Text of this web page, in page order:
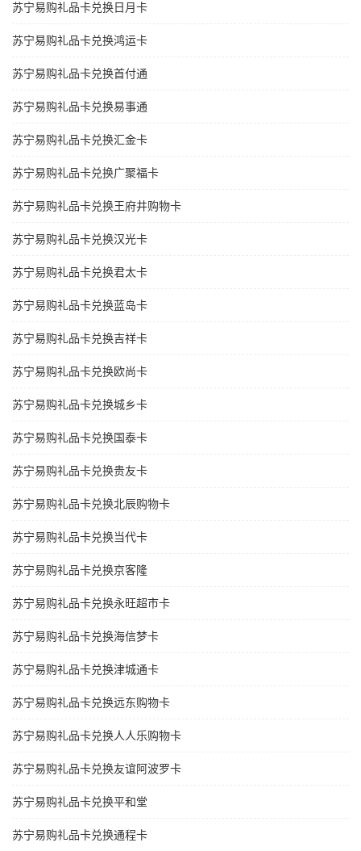
苏宁易购礼品卡兑换日月卡
苏宁易购礼品卡兑换鸿运卡
苏宁易购礼品卡兑换首付通
苏宁易购礼品卡兑换易事通
苏宁易购礼品卡兑换汇金卡
苏宁易购礼品卡兑换广聚福卡
苏宁易购礼品卡兑换王府井购物卡
苏宁易购礼品卡兑换汉光卡
苏宁易购礼品卡兑换君太卡
苏宁易购礼品卡兑换蓝岛卡
苏宁易购礼品卡兑换吉祥卡
苏宁易购礼品卡兑换欧尚卡
苏宁易购礼品卡兑换城乡卡
苏宁易购礼品卡兑换国泰卡
苏宁易购礼品卡兑换贵友卡
苏宁易购礼品卡兑换北辰购物卡
苏宁易购礼品卡兑换当代卡
苏宁易购礼品卡兑换京客隆
苏宁易购礼品卡兑换永旺超市卡
苏宁易购礼品卡兑换海信梦卡
苏宁易购礼品卡兑换津城通卡
苏宁易购礼品卡兑换远东购物卡
苏宁易购礼品卡兑换人人乐购物卡
苏宁易购礼品卡兑换友谊阿波罗卡
苏宁易购礼品卡兑换平和堂
苏宁易购礼品卡兑换通程卡